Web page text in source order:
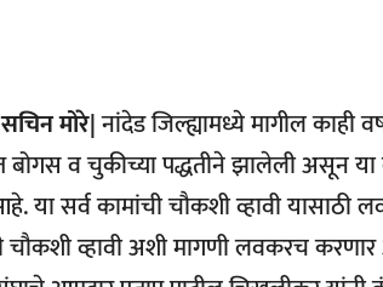
मोरे|नांदेड जिल्ह्यामध्ये मागील काही
बोगस व चुकीच्या पद्धतीने झालेली असून
या सर्व कामांची चौकशी व्हावी यासाठी
चौकशी व्हावी अशी मागणी लवकरच करणार